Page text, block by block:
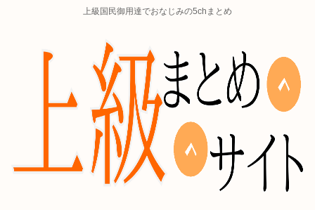
上級国民御用達でおなじみの5chまとめ